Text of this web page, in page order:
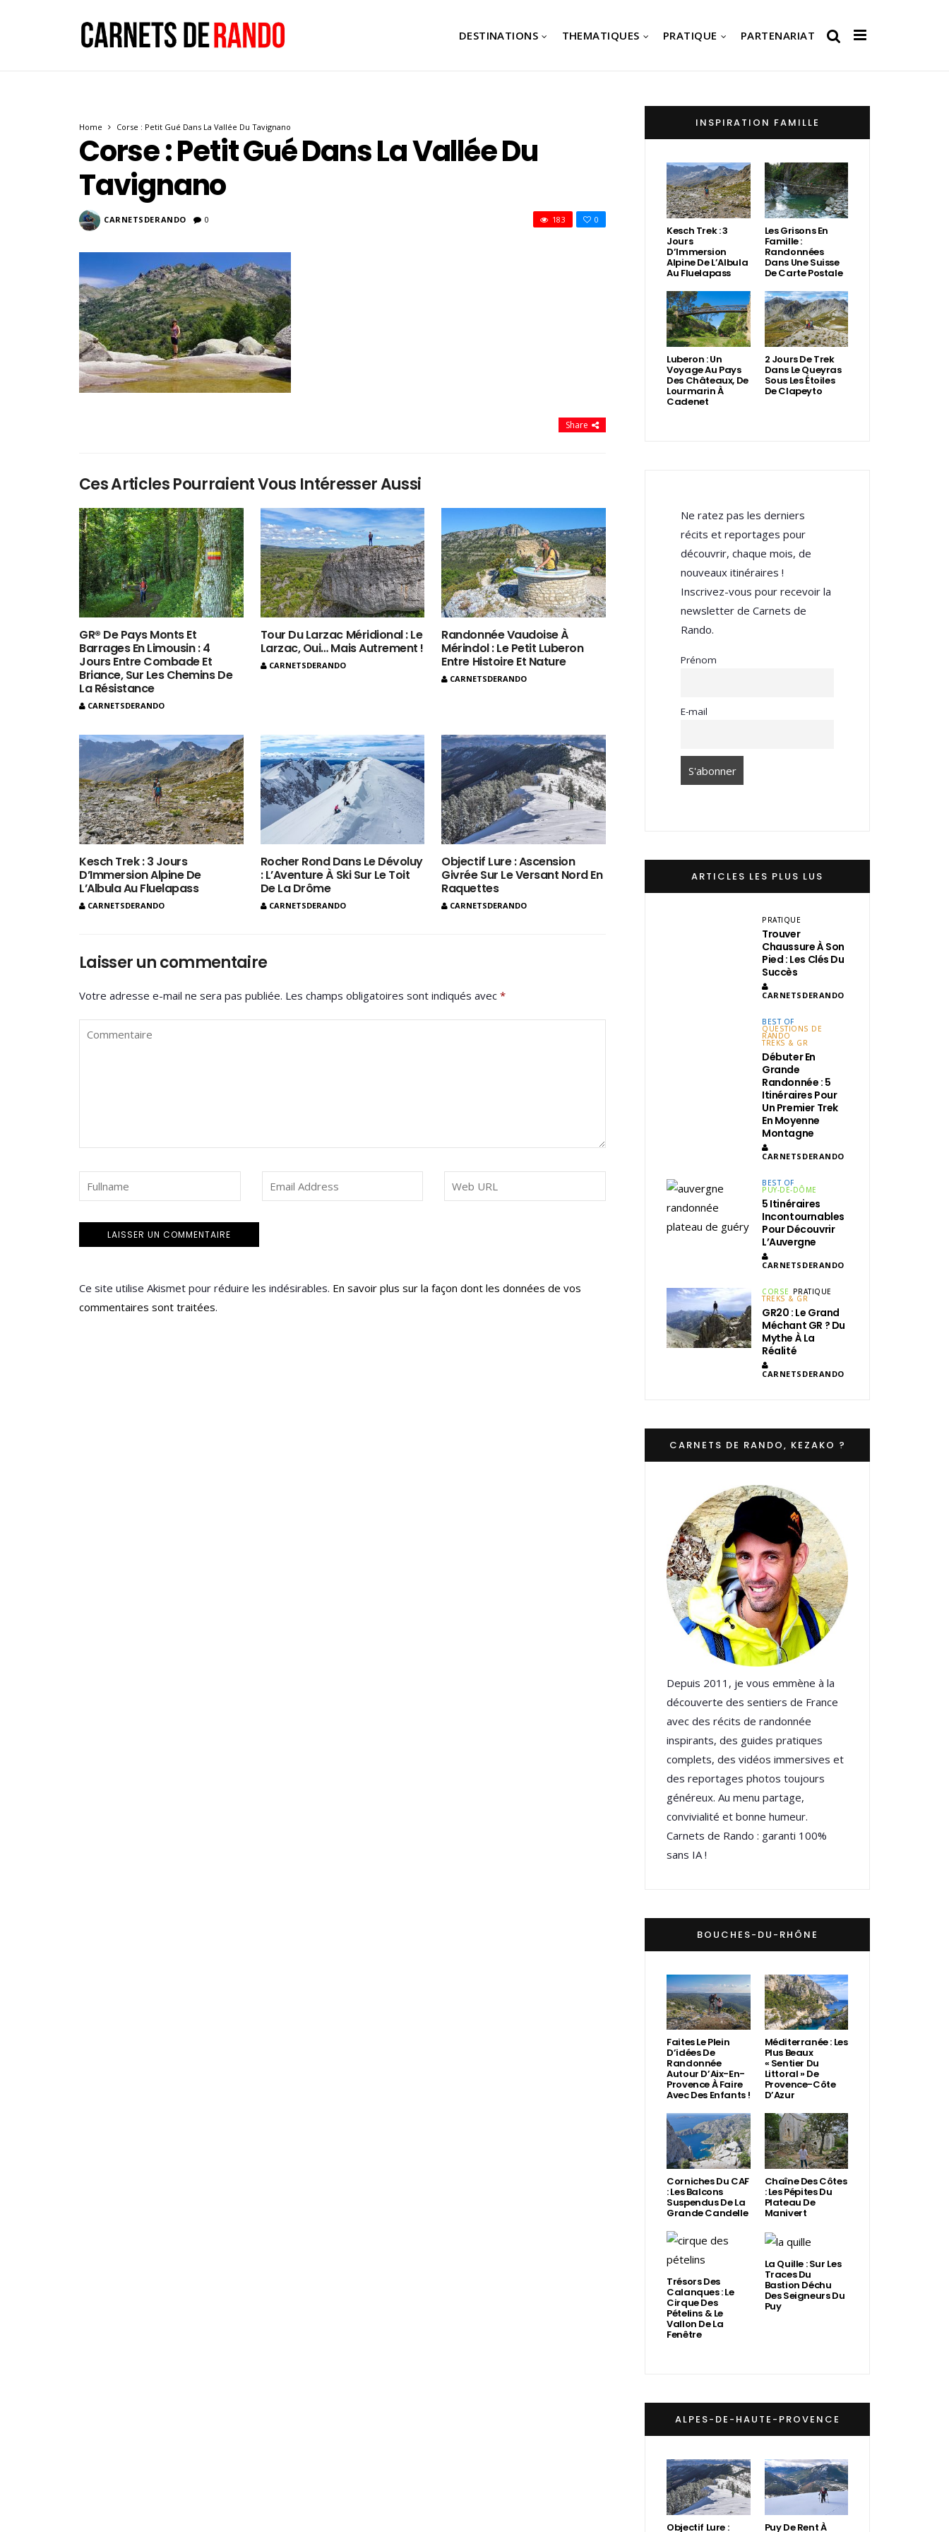
DESTINATIONS THEMATIQUES PRATIQUE PARTENARIAT
Home Corse : Petit Gué Dans La Vallée Du Tavignano
Corse : Petit Gué Dans La Vallée Du
Tavignano
CARNETSDERANDO 0 0
183
Share
Ces Articles Pourraient Vous Intéresser Aussi
GR® De Pays Monts Et
Barrages En Limousin : 4
Jours Entre Combade Et
Briance, Sur Les Chemins De
La Résistance
CARNETSDERANDO
Tour Du Larzac Méridional : Le
Larzac, Oui… Mais Autrement !
CARNETSDERANDO
Randonnée Vaudoise À
Mérindol : Le Petit Luberon
Entre Histoire Et Nature
CARNETSDERANDO
Kesch Trek : 3 Jours
D’Immersion Alpine De
L’Albula Au Fluelapass
CARNETSDERANDO
Rocher Rond Dans Le Dévoluy
: L’Aventure À Ski Sur Le Toit
De La Drôme
CARNETSDERANDO
Objectif Lure : Ascension
Givrée Sur Le Versant Nord En
Raquettes
CARNETSDERANDO
Laisser un commentaire
Votre adresse e-mail ne sera pas publiée. Les champs obligatoires sont indiqués avec *
Ce site utilise Akismet pour réduire les indésirables. En savoir plus sur la façon dont les données de vos
commentaires sont traitées.
INSPIRATION FAMILLE
Kesch Trek : 3
Jours
D’Immersion
Alpine De L’Albula
Au Fluelapass
Les Grisons En
Famille :
Randonnées
Dans Une Suisse
De Carte Postale
Luberon : Un
Voyage Au Pays
Des Châteaux, De
Lourmarin À
Cadenet
2 Jours De Trek
Dans Le Queyras
Sous Les Étoiles
De Clapeyto
Ne ratez pas les derniers
récits et reportages pour
découvrir, chaque mois, de
nouveaux itinéraires !
Inscrivez-vous pour recevoir la
newsletter de Carnets de
Rando.
Prénom
E-mail
ARTICLES LES PLUS LUS
PRATIQUE
Trouver
Chaussure À Son
Pied : Les Clés Du
Succès
CARNETSDERANDO
BEST OF
QUESTIONS DE
RANDO
TREKS & GR
Débuter En
Grande
Randonnée : 5
Itinéraires Pour
Un Premier Trek
En Moyenne
Montagne
CARNETSDERANDO
BEST OF
PUY-DE-DÔME
5 Itinéraires
Incontournables
Pour Découvrir
L’Auvergne
CARNETSDERANDO
CORSE PRATIQUE
TREKS & GR
GR20 : Le Grand
Méchant GR ? Du
Mythe À La
Réalité
CARNETSDERANDO
CARNETS DE RANDO, KEZAKO ?
Depuis 2011, je vous emmène à la
découverte des sentiers de France
avec des récits de randonnée
inspirants, des guides pratiques
complets, des vidéos immersives et
des reportages photos toujours
généreux. Au menu partage,
convivialité et bonne humeur.
Carnets de Rando : garanti 100%
sans IA !
BOUCHES-DU-RHÔNE
Faites Le Plein
D’idées De
Randonnée
Autour D’Aix-En-
Provence À Faire
Avec Des Enfants !
Méditerranée : Les
Plus Beaux
« Sentier Du
Littoral » De
Provence-Côte
D’Azur
Corniches Du CAF
: Les Balcons
Suspendus De La
Grande Candelle
Chaîne Des Côtes
: Les Pépites Du
Plateau De
Manivert
Trésors Des
Calanques : Le
Cirque Des
Pételins & Le
Vallon De La
Fenêtre
La Quille : Sur Les
Traces Du
Bastion Déchu
Des Seigneurs Du
Puy
ALPES-DE-HAUTE-PROVENCE
Objectif Lure : Puy De Rent À